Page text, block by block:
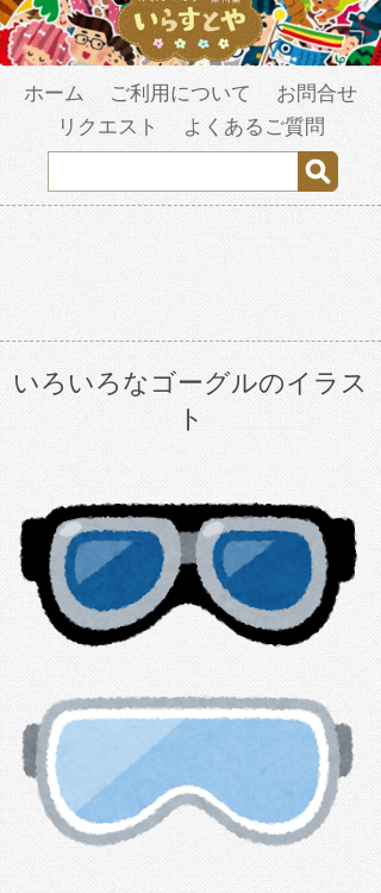
ホーム ご利用について
お問合せ
リクエスト
よくあるご質問
いろいろなゴーグルのイラス
ト